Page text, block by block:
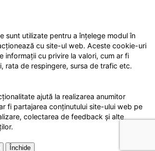
sunt utilizate pentru a înțelege modul în
cu site-ul web. Aceste cookie-uri
informații cu privire la valori, cum ar fi
rata de respingere, sursa de trafic etc.
ajută la realizarea anumitor
fi partajarea conținutului site-ului web pe
colectarea de feedback și alte
Închide